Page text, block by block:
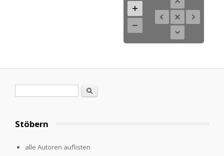
Search
Stöbern
alle Autoren auflisten